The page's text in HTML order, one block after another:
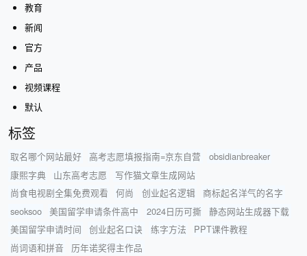
教育
新闻
官方
产品
视频课程
默认
标签
取名哪个网站最好 高考志愿填报指南=京东自营
obsidianbreaker
康熙字典
山东高考志愿
写作猫文章生成网站
尚食电视剧全集免费观看
何尚 创业起名逻辑
商标起名洋气的名字
seoksoo
美国留学申请条件高中 2024日历可撕
静态网站生成器下载
美国留学申请时间
创业起名口诀 练字方法
PPT课件教程
尚词语和拼音
历年诺奖得主作品